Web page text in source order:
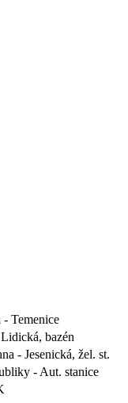
Temenice
bazén
- Jesenická, žel. st.
- Aut. stanice